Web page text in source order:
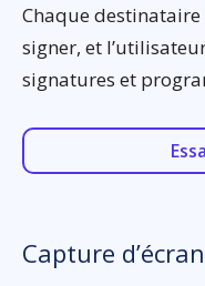
Chaque
signer, et
signatures et
Capture